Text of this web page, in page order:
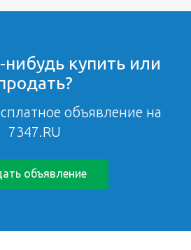
нибудь купить или
объявление на
7347.RU
объявление